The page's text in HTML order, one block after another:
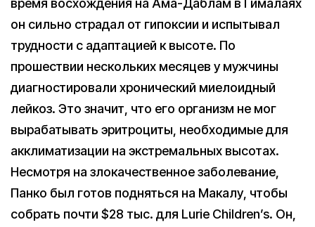
время восхождения на Ама-Даблам в Гималаях
он сильно страдал от гипоксии и испытывал
трудности с адаптацией к высоте. По
прошествии нескольких месяцев у мужчины
диагностировали хронический миелоидный
лейкоз. Это значит, что его организм не мог
вырабатывать эритроциты, необходимые для
акклиматизации на экстремальных высотах.
Несмотря на злокачественное заболевание,
Панко был готов подняться на Макалу, чтобы
собрать почти $28 тыс. для Lurie Children’s. Он,